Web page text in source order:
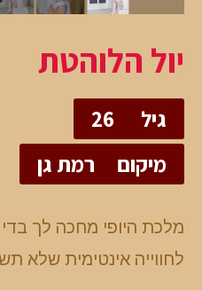
יול הלוהטת
גיל
26
מיקום
רמת גן
מלכת היופי מחכה לך
לחווייה אינטימית שלא